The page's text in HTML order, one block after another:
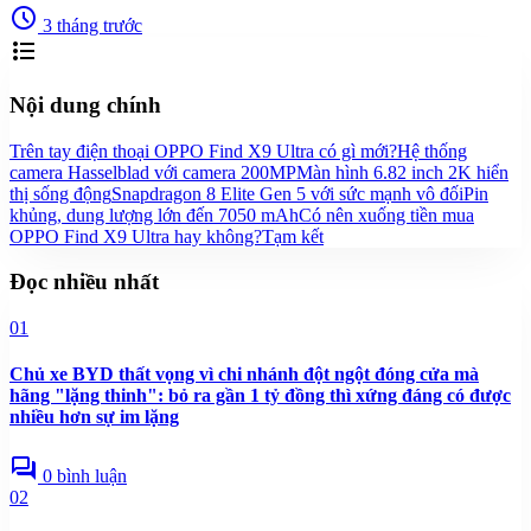
schedule 3 tháng trước
format_list_bulleted
Nội dung chính
Trên tay điện thoại OPPO Find X9 Ultra có gì mới?Hệ thống
camera Hasselblad với camera 200MPMàn hình 6.82 inch 2K hiển
thị sống độngSnapdragon 8 Elite Gen 5 với sức mạnh vô đốiPin
khủng, dung lượng lớn đến 7050 mAhCó nên xuống tiền mua
OPPO Find X9 Ultra hay không?Tạm kết
Đọc nhiều nhất
01
Chủ xe BYD thất vọng vì chi nhánh đột ngột đóng cửa mà
hãng "lặng thinh": bỏ ra gần 1 tỷ đồng thì xứng đáng có được
nhiều hơn sự im lặng
forum 0 bình luận
02